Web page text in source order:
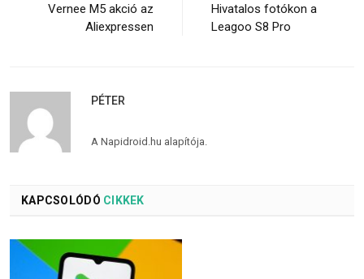
Vernee M5 akció az
Aliexpressen
Hivatalos fotókon a
Leagoo S8 Pro
PÉTER
A Napidroid.hu alapítója.
KAPCSOLÓDÓ CIKKEK